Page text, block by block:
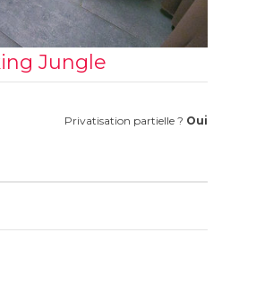
Jungle
Privatisation partielle ? Oui